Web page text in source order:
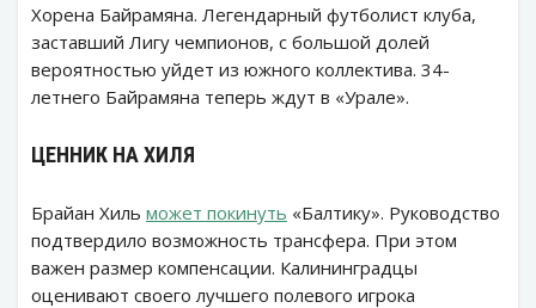
Хорена Байрамяна. Легендарный футболист клуба,
заставший Лигу чемпионов, с большой долей
вероятностью уйдет из южного коллектива. 34-
летнего Байрамяна теперь ждут в «Урале».
ЦЕННИК НА ХИЛЯ
Брайан Хиль может покинуть «Балтику». Руководство
подтвердило возможность трансфера. При этом
важен размер компенсации. Калининградцы
оценивают своего лучшего полевого игрока